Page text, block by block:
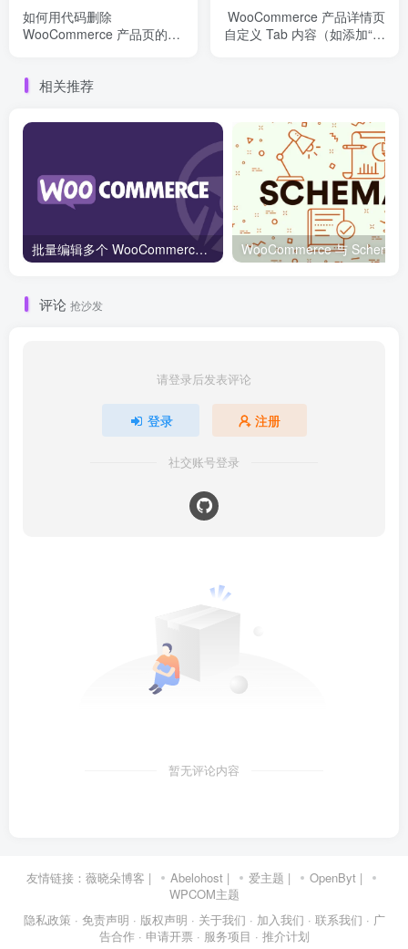
如何用代码删除
WooCommerce 产品页的
WooCommerce 产品详情页
自定义 Tab 内容（如添加“售
相关推荐
批量编辑多个 WooCommerce 产品变体价格的 2 个方法？
评论 抢沙发
请登录后发表评论
登录 注册
社交账号登录
暂无评论内容
友情链接： 薇晓朵博客 | Abelohost | 爱主题 | OpenByt |
WPCOM主题
隐私政策 · 免责声明 · 版权声明 · 关于我们 · 加入我们 · 联系我们 · 广
告合作 · 申请开票 · 服务项目 · 推介计划